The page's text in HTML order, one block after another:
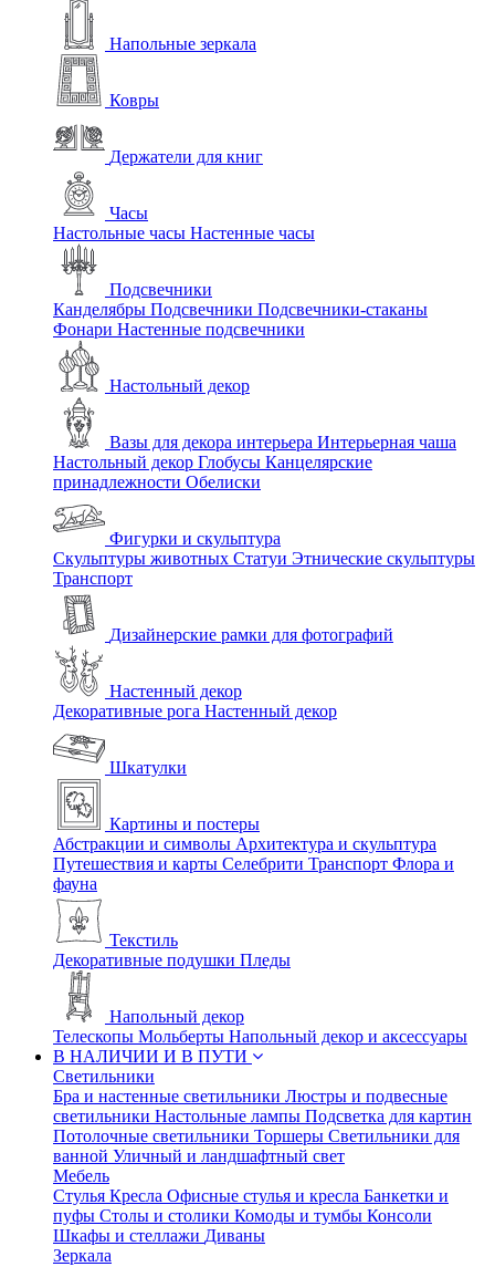
Напольные зеркала
Ковры
Держатели для книг
Часы
Настольные часы Настенные часы
Подсвечники
Канделябры Подсвечники Подсвечники-стаканы
Фонари Настенные подсвечники
Настольный декор
Вазы для декора интерьера Интерьерная чаша
Настольный декор Глобусы Канцелярские
принадлежности Обелиски
Фигурки и скульптура
Скульптуры животных Статуи Этнические скульптуры
Транспорт
Дизайнерские рамки для фотографий
Настенный декор
Декоративные рога Настенный декор
Шкатулки
Картины и постеры
Абстракции и символы Архитектура и скульптура
Путешествия и карты Селебрити Транспорт Флора и
фауна
Текстиль
Декоративные подушки Пледы
Напольный декор
Телескопы Мольберты Напольный декор и аксессуары
В НАЛИЧИИ И В ПУТИ
Светильники
Бра и настенные светильники Люстры и подвесные
светильники Настольные лампы Подсветка для картин
Потолочные светильники Торшеры Светильники для
ванной Уличный и ландшафтный свет
Мебель
Стулья Кресла Офисные стулья и кресла Банкетки и
пуфы Столы и столики Комоды и тумбы Консоли
Шкафы и стеллажи Диваны
Зеркала